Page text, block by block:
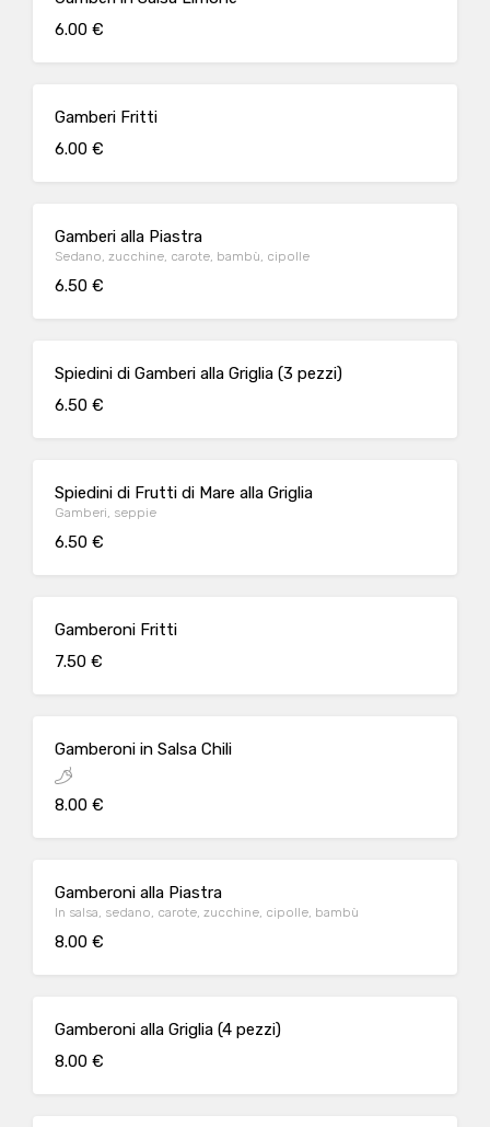
6.00 €
Gamberi Fritti
6.00 €
Gamberi alla Piastra
Sedano, zucchine, carote, bambù, cipolle
6.50 €
Spiedini di Gamberi alla Griglia (3 pezzi)
6.50 €
Spiedini di Frutti di Mare alla Griglia
Gamberi, seppie
6.50 €
Gamberoni Fritti
7.50 €
Gamberoni in Salsa Chili
8.00 €
Gamberoni alla Piastra
In salsa, sedano, carote, zucchine, cipolle, bambù
8.00 €
Gamberoni alla Griglia (4 pezzi)
8.00 €